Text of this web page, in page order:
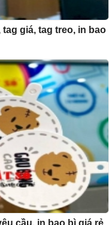
tag giá, tag treo, in bao
cầu, in bao bì giá rẻ